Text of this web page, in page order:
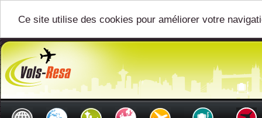
Ce site utilise des cookies pour améliorer votre